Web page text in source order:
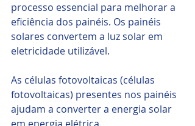
processo essencial para melhorar a
eficiência dos painéis. Os painéis
solares convertem a luz solar em
eletricidade utilizável.
As células fotovoltaicas (células
fotovoltaicas) presentes nos painéis
ajudam a converter a energia solar